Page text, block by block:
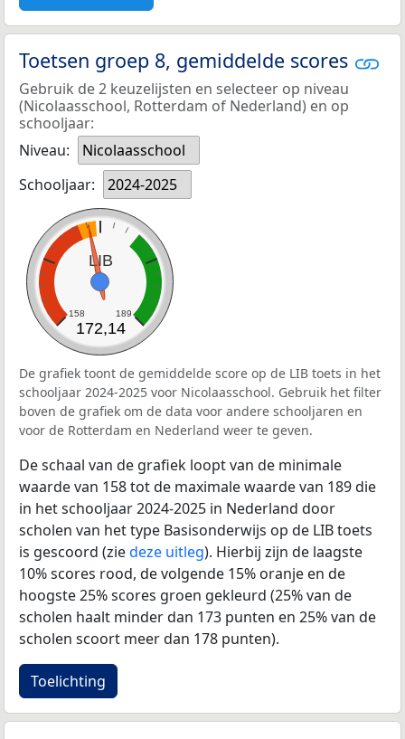
Toetsen groep 8, gemiddelde scores
Gebruik de 2 keuzelijsten en selecteer op niveau
(Nicolaasschool, Rotterdam of Nederland) en op
schooljaar:
Niveau:
Nicolaasschool
Schooljaar:
2024-2025
LIB
158 189
172,14
De grafiek toont de gemiddelde score op de LIB toets in het
schooljaar 2024-2025 voor Nicolaasschool. Gebruik het filter
boven de grafiek om de data voor andere schooljaren en
voor de Rotterdam en Nederland weer te geven.
De schaal van de grafiek loopt van de minimale
waarde van 158 tot de maximale waarde van 189 die
in het schooljaar 2024-2025 in Nederland door
scholen van het type Basisonderwijs op de LIB toets
is gescoord (ziedeze uitleg). Hierbij zijn de laagste
10% scores rood, de volgende 15% oranje en de
hoogste 25% scores groen gekleurd (25% van de
scholen haalt minder dan 173 punten en 25% van de
scholen scoort meer dan 178 punten).
Toelichting